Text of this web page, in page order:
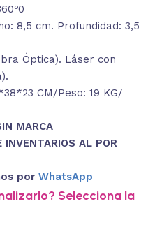
8,5 cm. Profundidad: 3,5
Óptica). Láser con
CM/Peso: 19 KG/
MARCA
INVENTARIOS AL POR
porWhatsApp
Selecciona la